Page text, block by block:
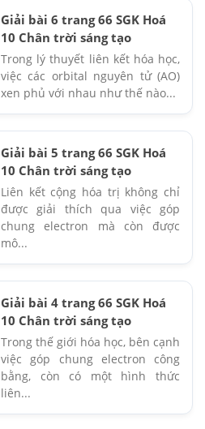
Giải bài 6 trang 66 SGK Hoá
10 Chân trời sáng tạo
Trong lý thuyết liên kết hóa học,
việc các orbital nguyên tử (AO)
xen phủ với nhau như thế nào...
Giải bài 5 trang 66 SGK Hoá
10 Chân trời sáng tạo
Liên kết cộng hóa trị không chỉ
được giải thích qua việc góp
chung electron mà còn được
mô...
Giải bài 4 trang 66 SGK Hoá
10 Chân trời sáng tạo
Trong thế giới hóa học, bên cạnh
việc góp chung electron công
bằng, còn có một hình thức
liên...